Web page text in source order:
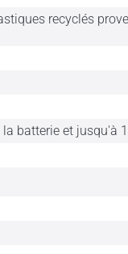
recyclés
batterie et jusqu'à